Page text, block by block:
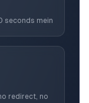
seconds mein
redirect, no